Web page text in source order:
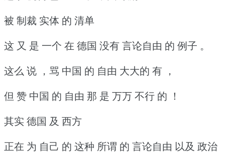
被 制裁 实体 的 清单
这 又 是 一个 在 德国 没有 言论自由 的 例子 。
这么 说 ，骂 中国 的 自由 大大的 有 ，
但 赞 中国 的 自由 那 是 万万 不行 的 ！
其实 德国 及 西方
正在 为 自己 的 这种 所谓 的 言论自由 以及 政治